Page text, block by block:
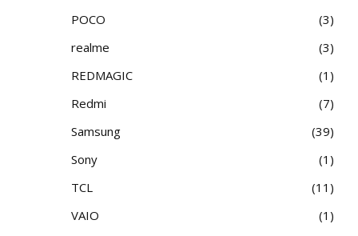
POCO
3
realme
3
REDMAGIC
1
Redmi
7
Samsung
39
Sony
1
TCL
11
VAIO
1